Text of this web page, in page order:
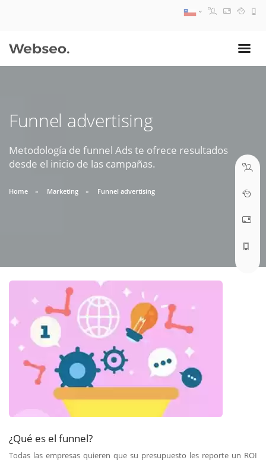
Funnel advertising
Metodología de funnel Ads te ofrece resultados
desde el inicio de las campañas.
Home Marketing Funnel advertising
¿Qué es el funnel?
Todas las empresas quieren que su presupuesto les reporte un ROI
09:30 AM A 18:30 PM
soporte@webseo.cl